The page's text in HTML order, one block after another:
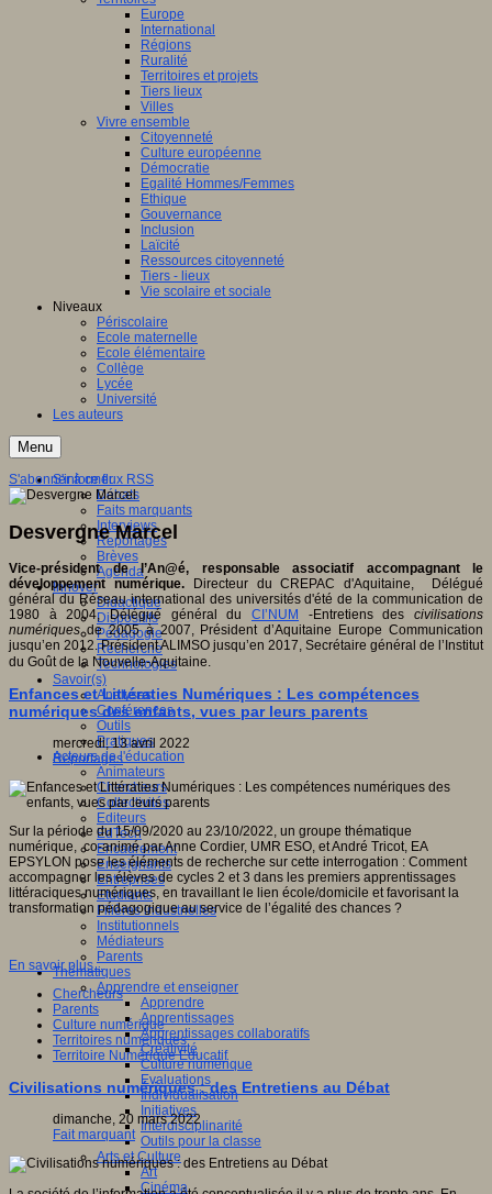
Europe
International
Régions
Ruralité
Territoires et projets
Tiers lieux
Villes
Vivre ensemble
Citoyenneté
Culture européenne
Démocratie
Egalité Hommes/Femmes
Ethique
Gouvernance
Inclusion
Laïcité
Ressources citoyenneté
Tiers - lieux
Vie scolaire et sociale
Niveaux
Périscolaire
Ecole maternelle
Ecole élémentaire
Collège
Lycée
Université
Les auteurs
Menu
S'informer
Débats
Faits marquants
Interviews
Reportages
Brèves
Agenda
Innover
Didactique
Dispositifs
Pédagogie
Recherche
Technologies
Savoir(s)
Analyses
Conférences
Outils
Pratiques
Acteurs de l'éducation
Animateurs
Chercheurs
Collectivités
Editeurs
EdTech
Encadrement
Enseignants
Entreprises
Etudiants
Filières industrielles
Institutionnels
Médiateurs
Parents
Thématiques
Apprendre et enseigner
Apprendre
Apprentissages
Apprentissages collaboratifs
Créativité
Culture numérique
Evaluations
Individualisation
Initiatives
Interdisciplinarité
Outils pour la classe
Arts et Culture
Art
Cinéma
S'abonner à ce flux RSS
Desvergne Marcel
Vice-président de l’An@é, responsable associatif accompagnant le
développement numérique.Directeur du CREPAC d'Aquitaine, Délégué
général du Réseau international des universités d'été de la communication de
1980 à 2004, Délégué général du CI’NUM -Entretiens des civilisations
numériquesde 2005 à 2007, Président d’Aquitaine Europe Communication
jusqu’en 2012. Président ALIMSO jusqu’en 2017, Secrétaire général de l’Institut
du Goût de la Nouvelle-Aquitaine.
Enfances et Littératies Numériques : Les compétences
numériques des enfants, vues par leurs parents
mercredi, 13 avril 2022
Reportages
Sur la période du 15/09/2020 au 23/10/2022, un groupe thématique
numérique, co-animé par Anne Cordier, UMR ESO, et André Tricot, EA
EPSYLON pose les éléments de recherche sur cette interrogation : Comment
accompagner les élèves de cycles 2 et 3 dans les premiers apprentissages
littéraciques numériques, en travaillant le lien école/domicile et favorisant la
transformation pédagogique au service de l’égalité des chances ?
En savoir plus...
Chercheurs
Parents
Culture numérique
Territoires numériques
Territoire Numérique Educatif
Civilisations numériques : des Entretiens au Débat
dimanche, 20 mars 2022
Fait marquant